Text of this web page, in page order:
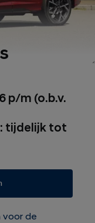
p/m (o.b.v.
tijdelijk tot
voor de